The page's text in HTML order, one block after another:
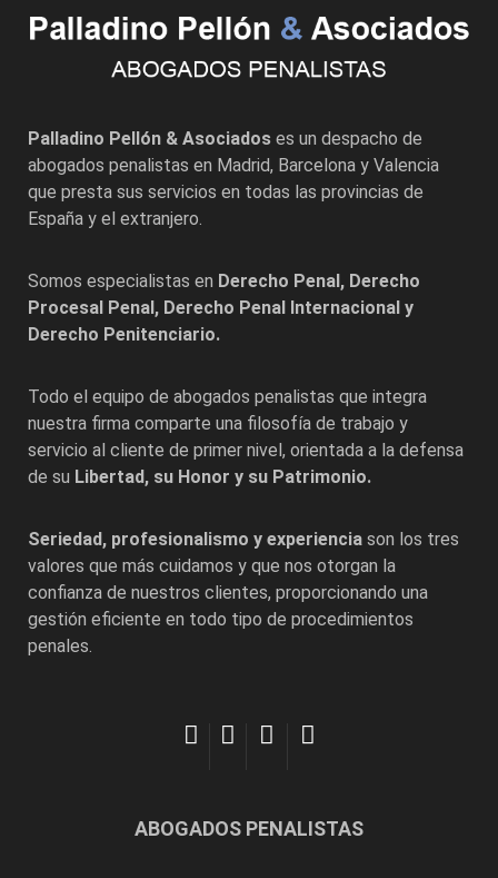
Palladino Pellón & Asociados es un despacho de
abogados penalistas en Madrid, Barcelona y Valencia
que presta sus servicios en todas las provincias de
España y el extranjero.
Somos especialistas en Derecho Penal, Derecho
Procesal Penal, Derecho Penal Internacional y
Derecho Penitenciario.
Todo el equipo de abogados penalistas que integra
nuestra firma comparte una filosofía de trabajo y
servicio al cliente de primer nivel, orientada a la defensa
de su Libertad, su Honor y su Patrimonio.
Seriedad, profesionalismo y experiencia son los tres
valores que más cuidamos y que nos otorgan la
confianza de nuestros clientes, proporcionando una
gestión eficiente en todo tipo de procedimientos
penales.
ABOGADOS PENALISTAS